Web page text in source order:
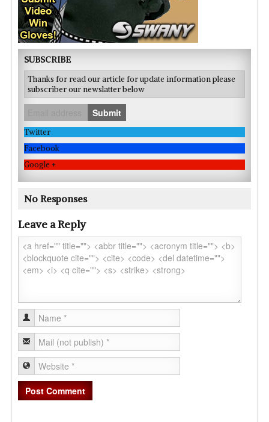
SUBSCRIBE
Thanks for read our article for update information please
subscriber our newslatter below
Submit
Twitter
Facebook
Google +
No Responses
Leave a Reply